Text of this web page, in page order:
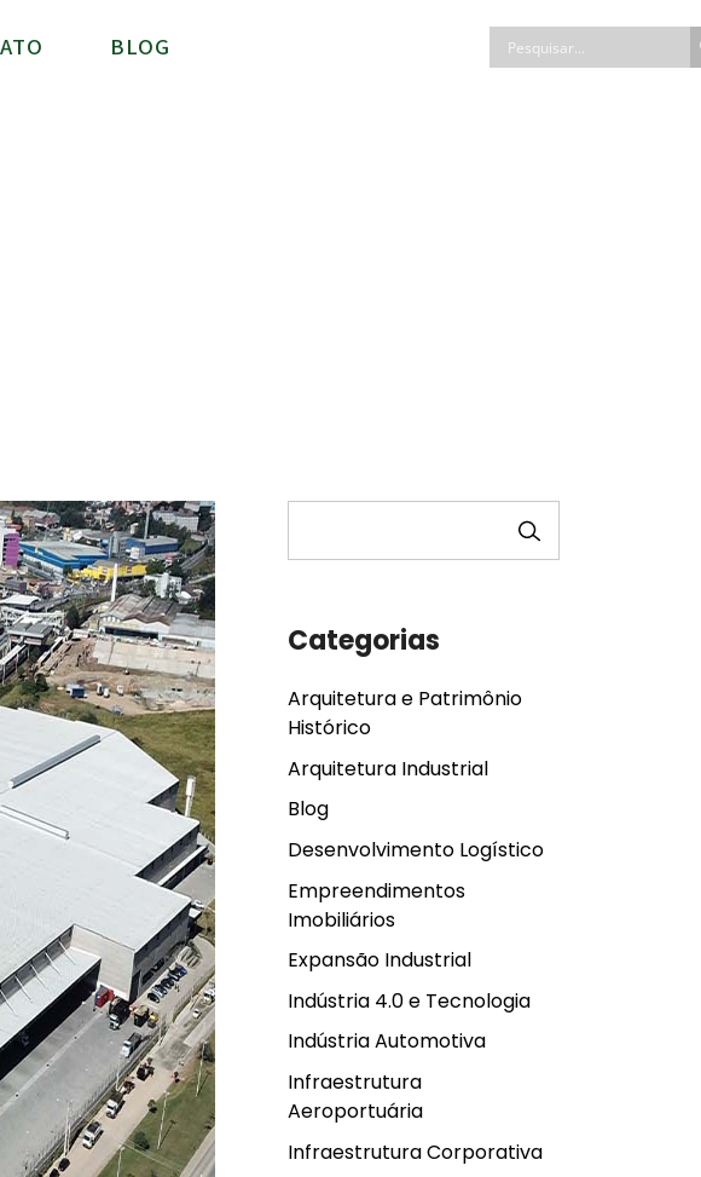
BLOG
Categorias
Arquitetura e Patrimônio
Histórico
Arquitetura Industrial
Blog
Desenvolvimento Logístico
Empreendimentos
Imobiliários
Expansão Industrial
Indústria 4.0 e Tecnologia
Indústria Automotiva
Infraestrutura
Aeroportuária
Infraestrutura Corporativa